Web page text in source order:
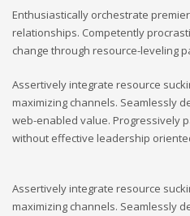
Enthusiastically orchestrate
relationships. Competently
change through resource-leveling
Assertively integrate resource
maximizing channels. Seamlessly
web-enabled value. Progressively
without effective leadership
Assertively integrate resource
maximizing channels. Seamlessly